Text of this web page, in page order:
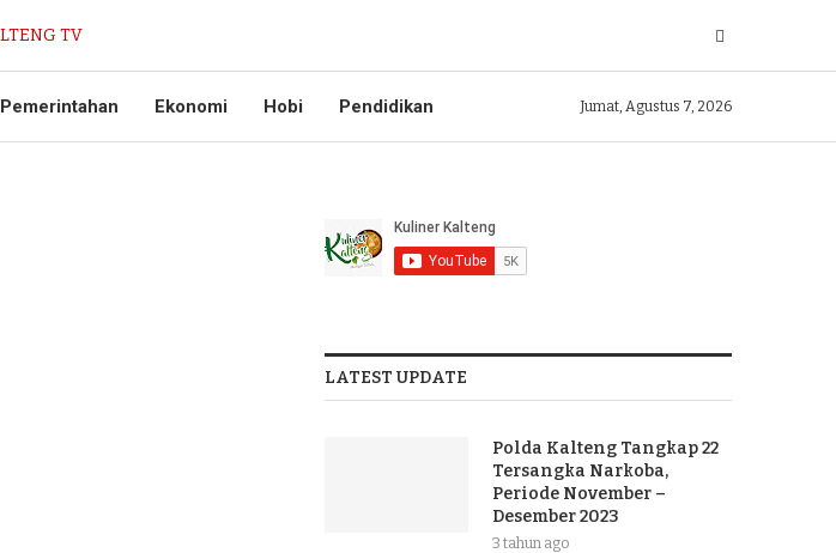
Pemerintahan Ekonomi Hobi Pendidikan Jumat, Agustus 7, 2026
LATEST UPDATE
Polda Kalteng Tangkap 22
Tersangka Narkoba,
Periode November –
Desember 2023
3 tahun ago